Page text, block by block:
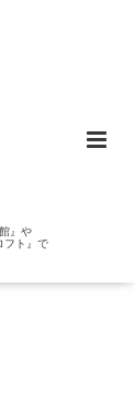
』や
フト』で